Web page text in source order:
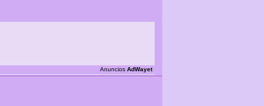
Anuncios AdWayet